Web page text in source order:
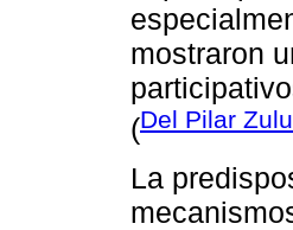
mostraron
(Del Pilar
La